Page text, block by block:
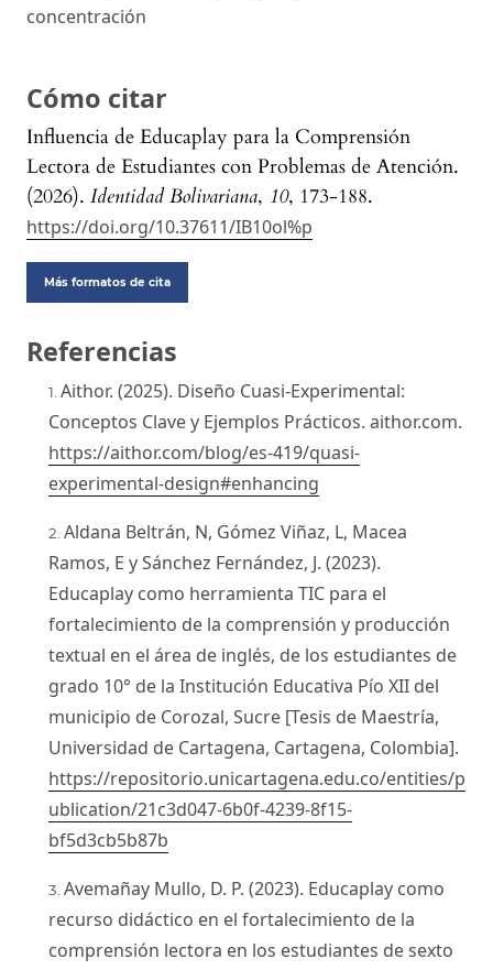
concentración
Cómo citar
Influencia de Educaplay para la Comprensión
Lectora de Estudiantes con Problemas de Atención.
(2026). Identidad Bolivariana, 10, 173-188.
https://doi.org/10.37611/IB10ol%p
Más formatos de cita
Referencias
Aithor. (2025). Diseño Cuasi-Experimental:
Conceptos Clave y Ejemplos Prácticos. aithor.com.
https://aithor.com/blog/es-419/quasi-
experimental-design#enhancing
Aldana Beltrán, N, Gómez Viñaz, L, Macea
Ramos, E y Sánchez Fernández, J. (2023).
Educaplay como herramienta TIC para el
fortalecimiento de la comprensión y producción
textual en el área de inglés, de los estudiantes de
grado 10° de la Institución Educativa Pío XII del
municipio de Corozal, Sucre [Tesis de Maestría,
Universidad de Cartagena, Cartagena, Colombia].
https://repositorio.unicartagena.edu.co/entities/p
ublication/21c3d047-6b0f-4239-8f15-
bf5d3cb5b87b
Avemañay Mullo, D. P. (2023). Educaplay como
recurso didáctico en el fortalecimiento de la
comprensión lectora en los estudiantes de sexto